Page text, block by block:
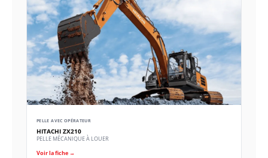
PELLE AVEC OPÉRATEUR
HITACHI ZX210
PELLE MÉCANIQUE À LOUER
Voir la fiche →